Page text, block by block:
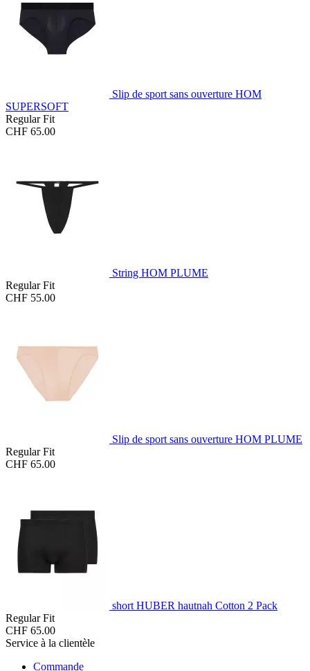
Slip de sport sans ouverture HOM
SUPERSOFT
Regular Fit
CHF 65.00
String HOM PLUME
Regular Fit
CHF 55.00
Slip de sport sans ouverture HOM PLUME
Regular Fit
CHF 65.00
short HUBER hautnah Cotton 2 Pack
Regular Fit
CHF 65.00
Service à la clientèle
Commande